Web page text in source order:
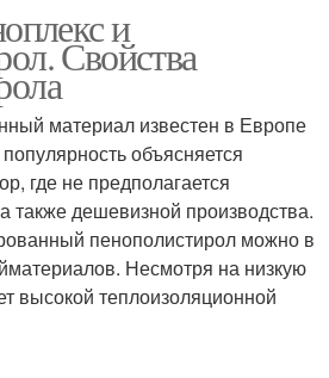
и
Свойства
материал известен в Европе
объясняется
где не предполагается
также дешевизной производства.
пенополистирол можно в
Несмотря на низкую
высокой теплоизоляционной